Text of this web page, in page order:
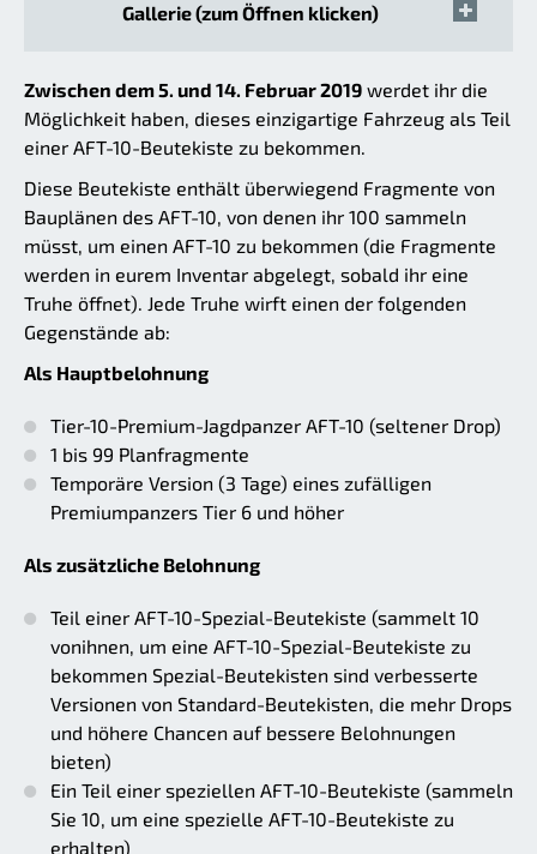
Gallerie (zum Öffnen klicken)
Zwischen dem 5. und 14. Februar 2019 werdet ihr die
Möglichkeit haben, dieses einzigartige Fahrzeug als Teil
einer AFT-10-Beutekiste zu bekommen.
Diese Beutekiste enthält überwiegend Fragmente von
Bauplänen des AFT-10, von denen ihr 100 sammeln
müsst, um einen AFT-10 zu bekommen (die Fragmente
werden in eurem Inventar abgelegt, sobald ihr eine
Truhe öffnet). Jede Truhe wirft einen der folgenden
Gegenstände ab:
Als Hauptbelohnung
Tier-10-Premium-Jagdpanzer AFT-10 (seltener Drop)
1 bis 99 Planfragmente
Temporäre Version (3 Tage) eines zufälligen
Premiumpanzers Tier 6 und höher
Als zusätzliche Belohnung
Teil einer AFT-10-Spezial-Beutekiste (sammelt 10
vonihnen, um eine AFT-10-Spezial-Beutekiste zu
bekommen Spezial-Beutekisten sind verbesserte
Versionen von Standard-Beutekisten, die mehr Drops
und höhere Chancen auf bessere Belohnungen
bieten)
Ein Teil einer speziellen AFT-10-Beutekiste (sammeln
Sie 10, um eine spezielle AFT-10-Beutekiste zu
erhalten)